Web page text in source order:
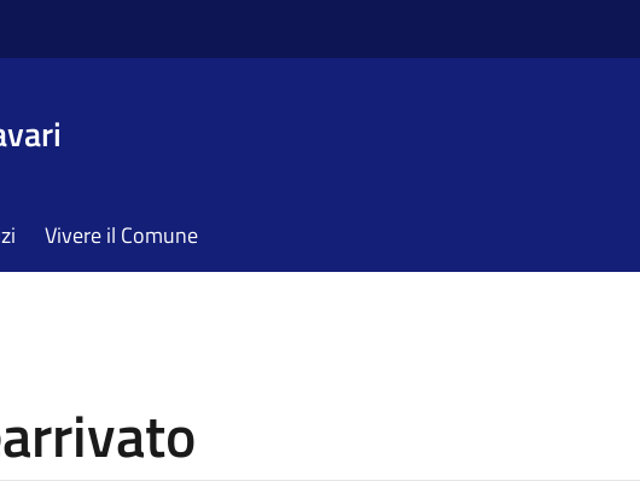
Vivere il Comune